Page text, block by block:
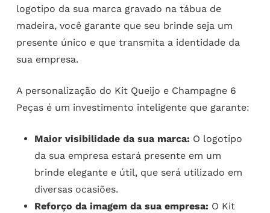
logotipo da sua marca gravado na tábua de
madeira, você garante que seu brinde seja um
presente único e que transmita a identidade da
sua empresa.
A personalização do Kit Queijo e Champagne 6
Peças é um investimento inteligente que garante:
Maior visibilidade da sua marca: O logotipo
da sua empresa estará presente em um
brinde elegante e útil, que será utilizado em
diversas ocasiões.
Reforço da imagem da sua empresa: O Kit